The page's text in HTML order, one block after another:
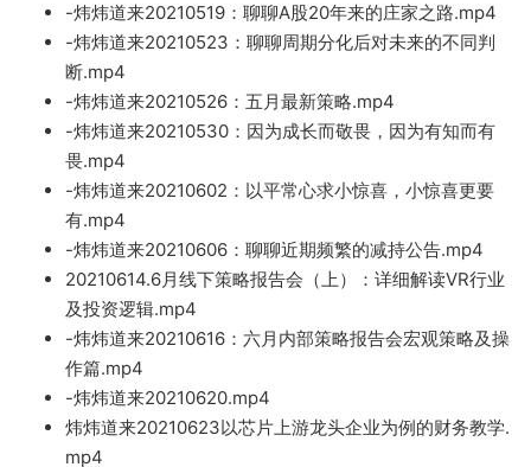
-炜炜道来20210519：聊聊A股20年来的庄家之路.mp4
-炜炜道来20210523 ：聊聊周期分化后对未来的不同判
断.mp4
-炜炜道来20210526 ：五月最新策略.mp4
-炜炜道来20210530： 因为成长而敬畏，因为有知而有
畏.mp4
-炜炜道来20210602：以平常心求小惊喜，小惊喜更要
有.mp4
-炜炜道来20210606：聊聊近期频繁的减持公告.mp4
20210614.6月线下策略报告会 （上）
：详细解读VR行业
及投资逻辑.mp4
-炜炜道来20210616：六月内部策略报告会宏观策略及操
作篇.mp4
-炜炜道来20210620.mp4
炜炜道来20210623以芯片上游龙头企业为例的财务教学.
mp4